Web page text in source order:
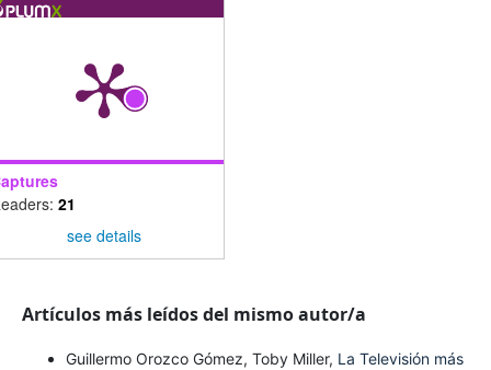
21
see details
Artículos más leídos del mismo autor/a
Guillermo Orozco Gómez, Toby Miller, La Televisión más